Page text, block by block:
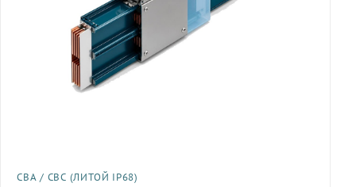
СВА / СВС (ЛИТОЙ IP68)